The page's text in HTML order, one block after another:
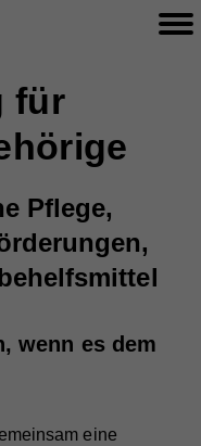
für
Pflege,
wenn es dem
eine